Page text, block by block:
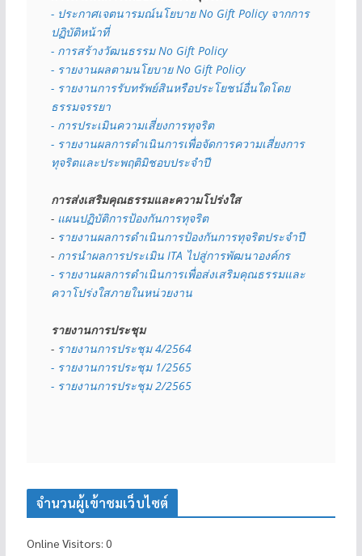
- ประกาศเจตนารมณ์นโยบาย No Gift Policy จากการ
ปฏิบัติหน้าที่
- การสร้างวัฒนธรรม No Gift Policy
- รายงานผลตามนโยบาย No Gift Policy
- รายงานการรับทรัพย์สินหรือประโยชน์อื่นใดโดย
ธรรมจรรยา
- การประเมินความเสี่ยงการทุจริต
- รายงานผลการดำเนินการเพื่อจัดการความเสี่ยงการ
ทุจริตและประพฤติมิชอบประจำปี
การส่งเสริมคุณธรรมและความโปร่งใส
- แผนปฏิบัติการป้องกันการทุจริต
- รายงานผลการดำเนินการป้องกันการทุจริตประจำปี
- การนำผลการประเมิน ITA ไปสู่การพัฒนาองค์กร
- รายงานผลการดำเนินการเพื่อส่งเสริมคุณธรรมและ
ควาโปร่งใสภายในหน่วยงาน
รายงานการประชุม
- รายงานการประชุม 4/2564
- รายงานการประชุม 1/2565
- รายงานการประชุม 2/2565
จำนวนผู้เข้าชมเว็บไซต์
Online Visitors: 0